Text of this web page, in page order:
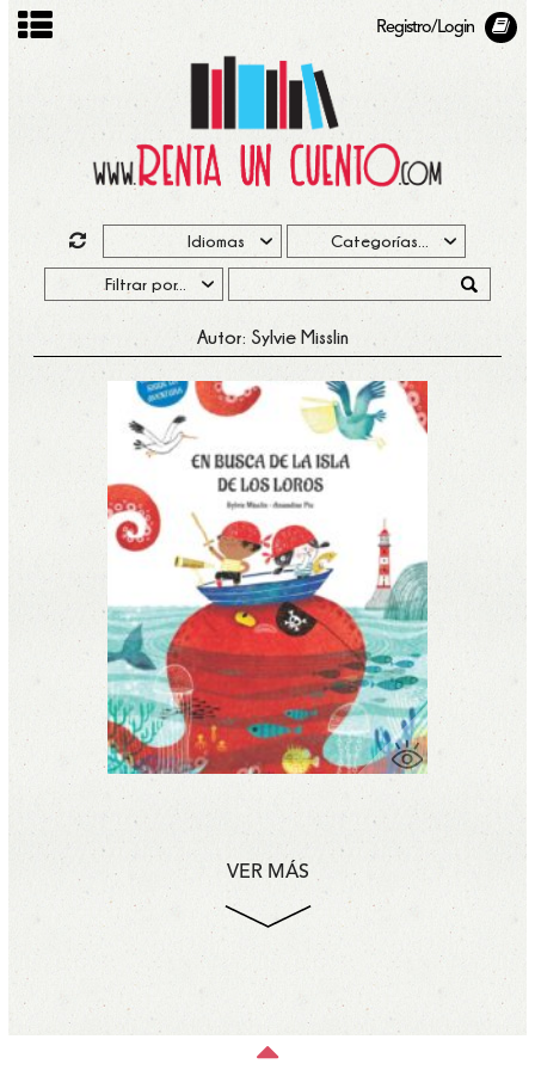
Registro/Login
Autor: Sylvie Misslin
VER MÁS